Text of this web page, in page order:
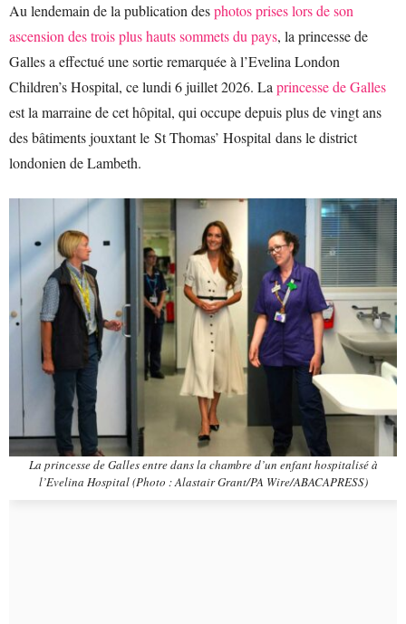
Au lendemain de la publication desphotos prises lors de son
ascension des trois plus hauts sommets du pays, la princesse de
Galles a effectué une sortie remarquée à l’Evelina London
Children’s Hospital, ce lundi 6 juillet 2026. La princesse de Galles
est la marraine de cet hôpital, qui occupe depuis plus de vingt ans
des bâtiments jouxtant le St Thomas’ Hospital dans le district
londonien de Lambeth.
La princesse de Galles entre dans la chambre d’un enfant hospitalisé à
l’Evelina Hospital (Photo : Alastair Grant/PA Wire/ABACAPRESS)